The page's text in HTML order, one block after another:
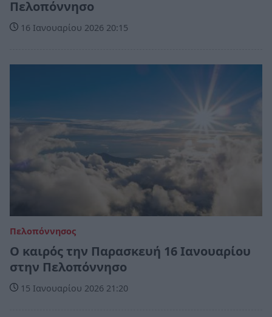
Πελοπόννησο
16 Ιανουαρίου 2026 20:15
Πελοπόννησος
Ο καιρός την Παρασκευή 16 Ιανουαρίου
στην Πελοπόννησο
15 Ιανουαρίου 2026 21:20